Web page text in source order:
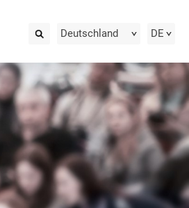
Deutschland DE